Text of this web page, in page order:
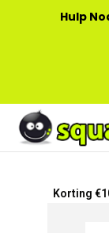
Hulp
Ga
Korting